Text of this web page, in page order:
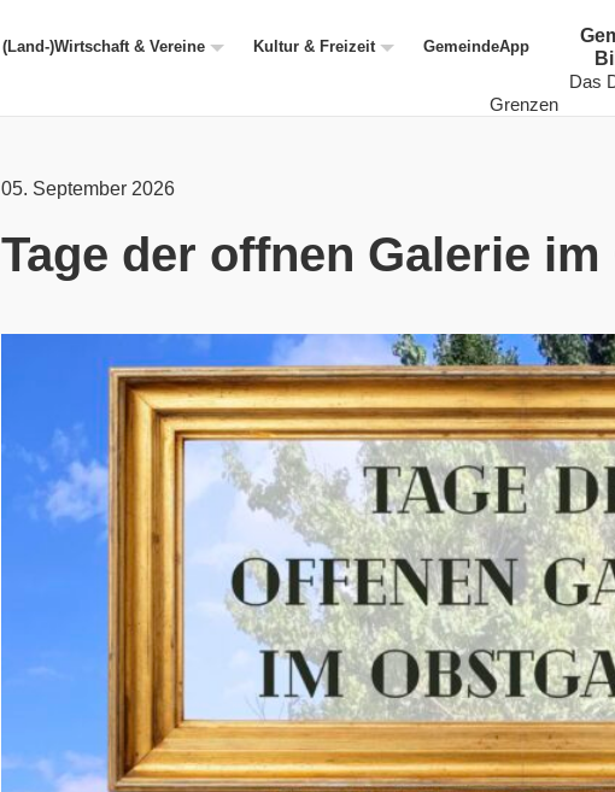
(Land-)Wirtschaft & Vereine Kultur & Freizeit GemeindeApp
Das
Grenzen
05. September 2026
Tage der offnen Galerie